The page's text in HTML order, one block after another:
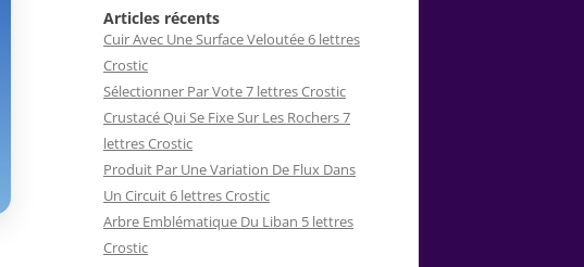
Articles récents
Cuir Avec Une Surface Veloutée 6 lettres
Crostic
Sélectionner Par Vote 7 lettres Crostic
Crustacé Qui Se Fixe Sur Les Rochers 7
lettres Crostic
Produit Par Une Variation De Flux Dans
Un Circuit 6 lettres Crostic
Arbre Emblématique Du Liban 5 lettres
Crostic